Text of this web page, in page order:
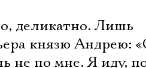
деликатно. Лишь
князю Андрею:
не по мне. Я иду,